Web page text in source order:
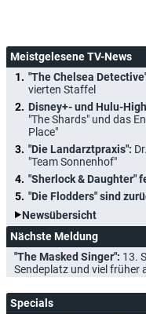
Meistgelesene TV-News
"The Chelsea
vierten Staffel
Disney+- und Hulu-
"The Shards" und das
Place"
"Die Landarztpraxis":
"Team Sonnenhof"
"Sherlock & Daughter"
"Die Flodders" sind
Newsübersicht
Nächste Meldung
"The Masked Singer": 13.
Sendeplatz und viel früher
Specials